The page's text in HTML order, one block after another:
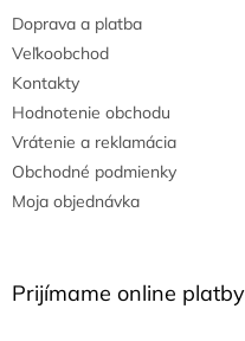
Doprava a platba
Veľkoobchod
Kontakty
Hodnotenie obchodu
Vrátenie a reklamácia
Obchodné podmienky
Moja objednávka
Prijímame online platby